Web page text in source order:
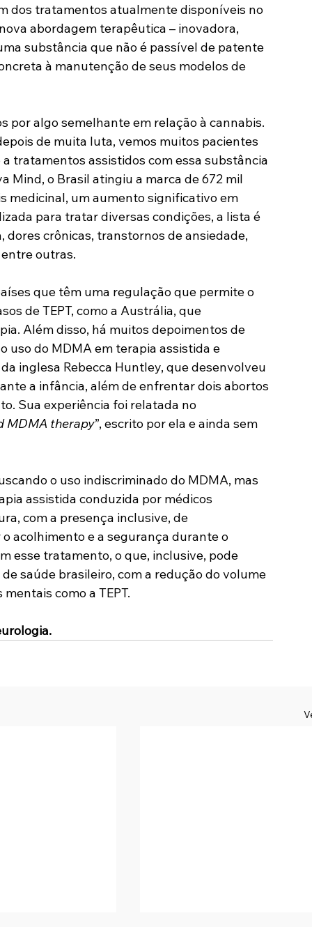
dos tratamentos atualmente disponíveis no
abordagem terapêutica – inovadora,
substância que não é passível de patente
à manutenção de seus modelos de
por algo semelhante em relação à cannabis.
de muita luta, vemos muitos pacientes
tratamentos assistidos com essa substância
Mind, o Brasil atingiu a marca de 672 mil
medicinal, um aumento significativo em
para tratar diversas condições, a lista é
dores crônicas, transtornos de ansiedade,
outras.
que têm uma regulação que permite o
de TEPT, como a Austrália, que
Além disso, há muitos depoimentos de
uso do MDMA em terapia assistida e
inglesa Rebecca Huntley, que desenvolveu
a infância, além de enfrentar dois abortos
Sua experiência foi relatada no
MDMA therapy”, escrito por ela e ainda sem
o uso indiscriminado do MDMA, mas
assistida conduzida por médicos
com a presença inclusive, de
acolhimento e a segurança durante o
esse tratamento, o que, inclusive, pode
saúde brasileiro, com a redução do volume
como a TEPT.